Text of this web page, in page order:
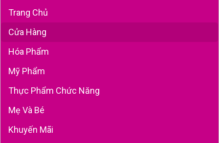
Trang Chủ
Cửa Hàng
Hóa Phẩm
Mỹ Phẩm
Thực Phẩm Chức Năng
Mẹ Và Bé
Khuyến Mãi